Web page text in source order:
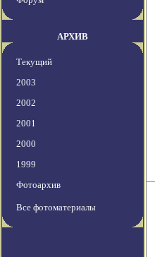
АРХИВ
Текущий
2003
2002
2001
2000
1999
Фотоархив
Все фотоматериалы